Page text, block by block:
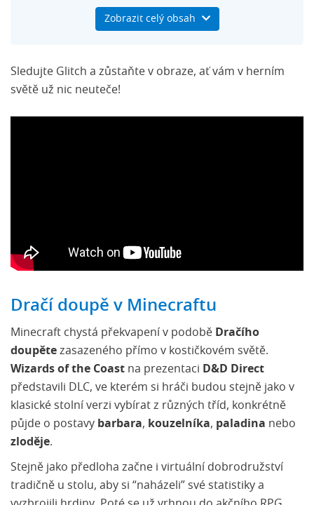
Steam končí na Windows 7 a 8
Game Pass si už za 1 dolar nepořídíte
Dubnové PS Plus hry zdarma
Zobrazit celý obsah
Sledujte Glitch a zůstaňte v obraze, ať vám v herním
světě už nic neuteče!
Dračí doupě v Minecraftu
Minecraft chystá překvapení v podobě Dračího
doupěte zasazeného přímo v kostičkovém světě.
Wizards of the Coast na prezentaci D&D Direct
představili DLC, ve kterém si hráči budou stejně jako v
klasické stolní verzi vybírat z různých tříd, konkrétně
půjde o postavy barbara, kouzelníka, paladina nebo
zloděje.
Stejně jako předloha začne i virtuální dobrodružství
tradičně u stolu, aby si “naházeli” své statistiky a